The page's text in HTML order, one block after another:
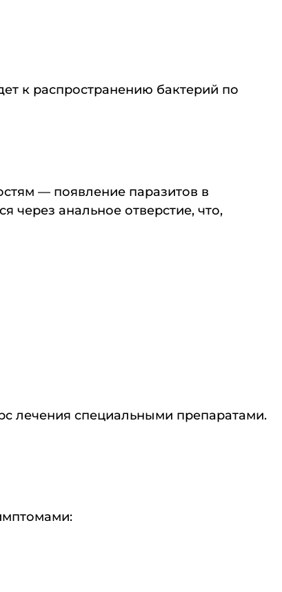
к распространению бактерий по
— появление паразитов в
через анальное отверстие, что,
лечения специальными препаратами.